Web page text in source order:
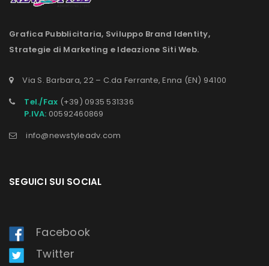
Grafica Pubblicitaria, Sviluppo Brand Identity,
Strategie di Marketing e Ideazione Siti Web.
Via S. Barbara, 22 – C.da Ferrante, Enna (EN) 94100
Tel./Fax (+39) 0935 531336
P.IVA: 00592460869
info@newstyleadv.com
SEGUICI SUI SOCIAL
Facebook
Twitter